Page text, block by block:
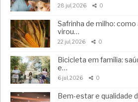
28 jul, 2026 0
Safrinha de milho:
virou…
22 jul, 2026 0
Bicicleta em família:
e…
6 jul, 2026 0
Bem-estar e qualidade